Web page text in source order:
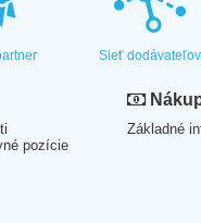
Sieť dodávateľov
pozície
Základné